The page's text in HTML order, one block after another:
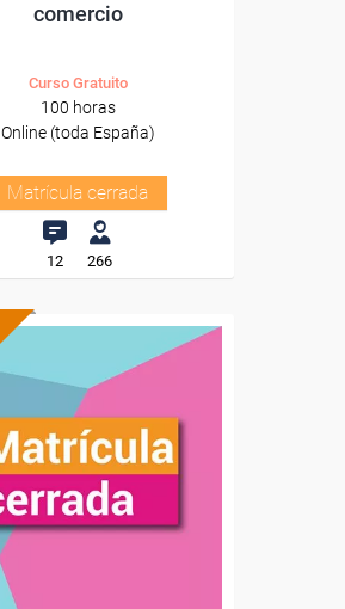
comercio
Curso Gratuito
100 horas
Online (toda España)
Matrícula cerrada
12 266